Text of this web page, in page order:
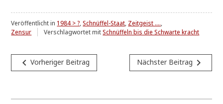
Veröffentlicht in 1984 > ?,Schnüffel-Staat, Zeitgeist ....,
Zensur
Verschlagwortet mitSchnüffeln bis die Schwarte kracht
Beitragsnavigation
navigate_beforeVorheriger Beitrag Nächster Beitrag navigate_next